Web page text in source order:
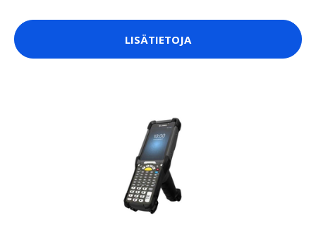
LISÄTIETOJA